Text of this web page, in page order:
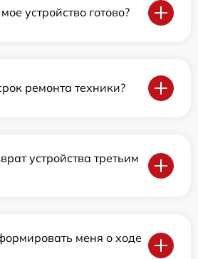
устройство готово?
ремонта техники?
устройства третьим
меня о ходе